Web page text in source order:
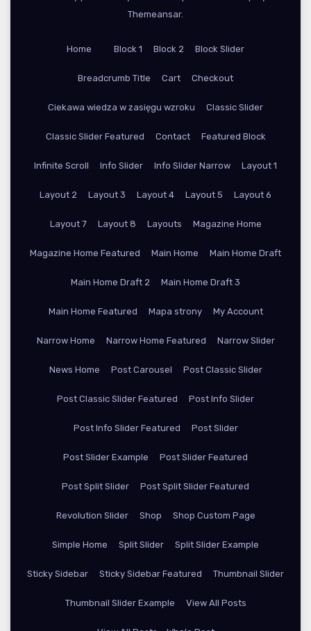
Themeansar.
Home Block 1 Block 2 Block Slider
Breadcrumb Title Cart Checkout
Ciekawa wiedza w zasięgu wzroku Classic Slider
Classic Slider Featured Contact Featured Block
Infinite Scroll Info Slider Info Slider Narrow Layout 1
Layout 2 Layout 3 Layout 4 Layout 5 Layout 6
Layout 7 Layout 8 Layouts Magazine Home
Magazine Home Featured Main Home Main Home Draft
Main Home Draft 2 Main Home Draft 3
Main Home Featured Mapa strony My Account
Narrow Home Narrow Home Featured Narrow Slider
News Home Post Carousel Post Classic Slider
Post Classic Slider Featured Post Info Slider
Post Info Slider Featured Post Slider
Post Slider Example Post Slider Featured
Post Split Slider Post Split Slider Featured
Revolution Slider Shop Shop Custom Page
Simple Home Split Slider Split Slider Example
Sticky Sidebar Sticky Sidebar Featured Thumbnail Slider
Thumbnail Slider Example View All Posts